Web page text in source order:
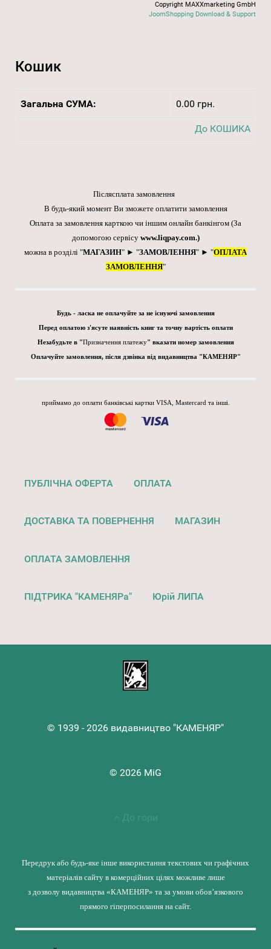
Copyright MAXXmarketing GmbH
JoomShopping Download & Support
Кошик
Загальна СУМА: 0.00 грн.
До КОШИКА
Післясплата замовлення
В будь-який момент Ви зможете оплатити замовлення
Оплата за замовлення карткою чи іншим онлайн банкінгом (За
допомогою сервісу www.liqpay.com.)
можна в розділі "МАГАЗИН" ► "ЗАМОВЛЕННЯ" ► "ОПЛАТА
ЗАМОВЛЕННЯ"
Будь - ласка не оплачуйте за не існуючі замовлення
Перед оплатою з'ясуте наявність книг та точну вартість оплати
Незабудьте в "Призначення платежу" вказати номер замовлення
Оплачуйте замовлення, після дзвінка від видавництва "КАМЕНЯР"
приймамо до оплати банківські картки VISA, Mastercard та інші.
ПУБЛІЧНА ОФЕРТА ОПЛАТА
ДОСТАВКА ТА ПОВЕРНЕННЯ МАГАЗИН
ОПЛАТА ЗАМОВЛЕННЯ
ПІДТРИКА "КАМЕНЯРа" Юрій ЛИПА
© 1939 - 2026 видавництво "КАМЕНЯР"
© 2026 MiG
До гори
Передрук або будь-яке інше використання текстових чи графічних
матеріалів сайту в комерційних цілях можливе лише
з дозволу видавництва «КАМЕНЯР» та за умови обов’язкового
прямого гіперпосилання на сайт.